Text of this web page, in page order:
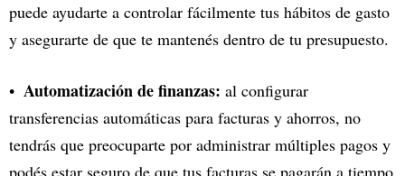
puede ayudarte a controlar fácilmente tus hábitos de gasto
y asegurarte de que te mantenés dentro de tu presupuesto.
Automatización de finanzas: al configurar
transferencias automáticas para facturas y ahorros, no
tendrás que preocuparte por administrar múltiples pagos y